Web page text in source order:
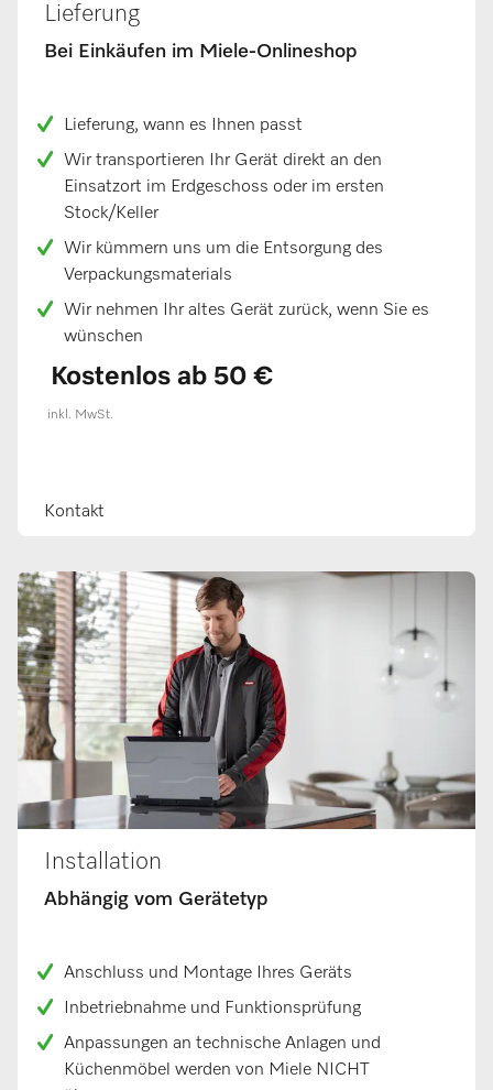
Lieferung
Bei Einkäufen im Miele-Onlineshop
Lieferung, wann es Ihnen passt
Wir transportieren Ihr Gerät direkt an den
Einsatzort im Erdgeschoss oder im ersten
Stock/Keller
Wir kümmern uns um die Entsorgung des
Verpackungsmaterials
Wir nehmen Ihr altes Gerät zurück, wenn Sie es
wünschen
Kostenlos ab 50 €
inkl. MwSt.
Kontakt
Installation
Abhängig vom Gerätetyp
Anschluss und Montage Ihres Geräts
Inbetriebnahme und Funktionsprüfung
Anpassungen an technische Anlagen und
Küchenmöbel werden von Miele NICHT